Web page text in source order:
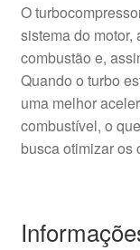
O
sistema do
combustão e,
Quando o turbo
uma melhor
combustível, o
busca otimizar os